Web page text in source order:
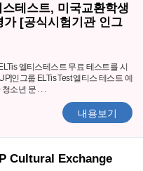
테스트, 미국교환학생
가 [공식시험기관 인그
엘티스테스트 무료 테스트를 시
인그룹 ELTis Test 엘티스 테스트 예
소년 문 . . .
내용보기
Cultural Exchange